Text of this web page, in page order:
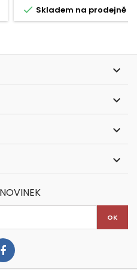
 Skladem na prodejně



